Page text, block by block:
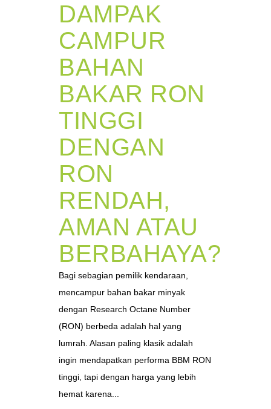
DAMPAK
CAMPUR
BAHAN
BAKAR RON
TINGGI
DENGAN
RON
RENDAH,
AMAN ATAU
BERBAHAYA?
Bagi sebagian pemilik kendaraan,
mencampur bahan bakar minyak
dengan Research Octane Number
(RON) berbeda adalah hal yang
lumrah. Alasan paling klasik adalah
ingin mendapatkan performa BBM RON
tinggi, tapi dengan harga yang lebih
hemat karena...